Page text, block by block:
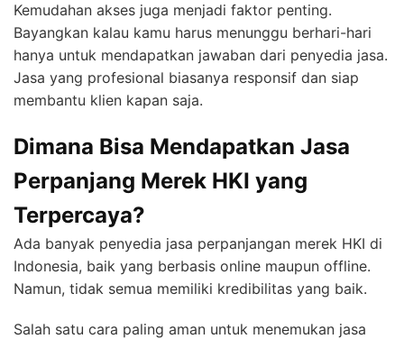
Kemudahan akses juga menjadi faktor penting.
Bayangkan kalau kamu harus menunggu berhari-hari
hanya untuk mendapatkan jawaban dari penyedia jasa.
Jasa yang profesional biasanya responsif dan siap
membantu klien kapan saja.
Dimana Bisa Mendapatkan Jasa
Perpanjang Merek HKI yang
Terpercaya?
Ada banyak penyedia jasa perpanjangan merek HKI di
Indonesia, baik yang berbasis online maupun offline.
Namun, tidak semua memiliki kredibilitas yang baik.
Salah satu cara paling aman untuk menemukan jasa